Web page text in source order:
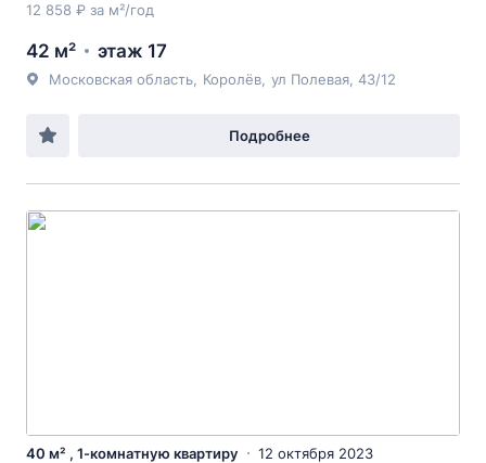
12 858 ₽ за м²/год
42 м² этаж 17
Московская область Королёв ул Полевая , 43/12
Подробнее
40 м² , 1-комнатную квартиру 12 октября 2023